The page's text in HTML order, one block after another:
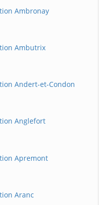
Ambronay
Ambutrix
Andert-et-Condon
Anglefort
Apremont
Aranc